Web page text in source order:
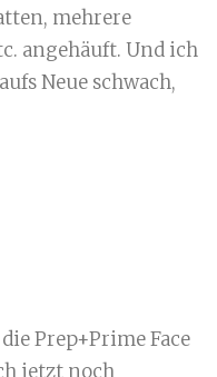
mehrere
angehäuft. Und ich
Neue schwach,
Prep+Prime Face
jetzt noch